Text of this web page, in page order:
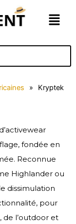
Menu
» Kryptek
fondée en
Reconnue
Highlander ou
dissimulation
pour
de l’outdoor et